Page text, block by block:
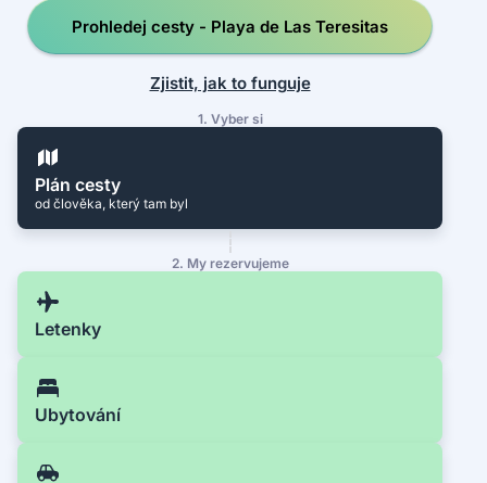
Prohledej cesty - Playa de Las Teresitas
Zjistit, jak to funguje
1. Vyber si
Plán cesty
od člověka, který tam byl
2. My rezervujeme
Letenky
Ubytování